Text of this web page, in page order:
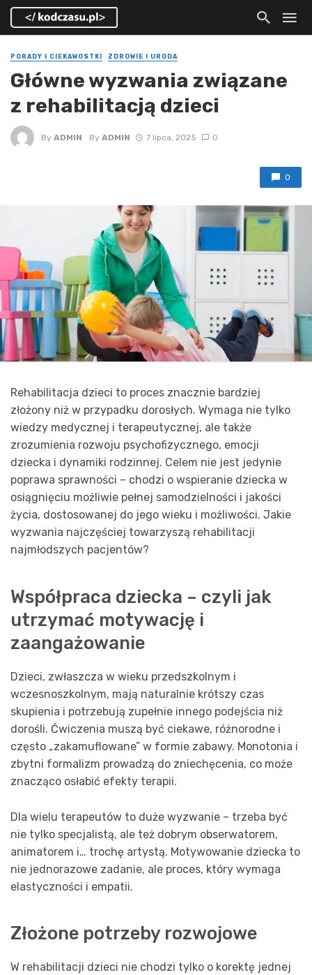
PORADY I CIEKAWOSTKI ZDROWIE I URODA
Główne wyzwania związane
z rehabilitacją dzieci
By ADMIN ByADMIN 7 lipca, 2025 0
0
Rehabilitacja dzieci to proces znacznie bardziej
złożony niż w przypadku dorosłych. Wymaga nie tylko
wiedzy medycznej i terapeutycznej, ale także
zrozumienia rozwoju psychofizycznego, emocji
dziecka i dynamiki rodzinnej. Celem nie jest jedynie
poprawa sprawności – chodzi o wspieranie dziecka w
osiągnięciu możliwie pełnej samodzielności i jakości
życia, dostosowanej do jego wieku i możliwości. Jakie
wyzwania najczęściej towarzyszą rehabilitacji
najmłodszych pacjentów?
Współpraca dziecka – czyli jak
utrzymać motywację i
zaangażowanie
Dzieci, zwłaszcza w wieku przedszkolnym i
wczesnoszkolnym, mają naturalnie krótszy czas
skupienia i potrzebują zupełnie innego podejścia niż
dorośli. Ćwiczenia muszą być ciekawe, różnorodne i
często „zakamuflowane” w formie zabawy. Monotonia i
zbytni formalizm prowadzą do zniechęcenia, co może
znacząco osłabić efekty terapii.
Dla wielu terapeutów to duże wyzwanie – trzeba być
nie tylko specjalistą, ale też dobrym obserwatorem,
animatorem i… trochę artystą. Motywowanie dziecka to
nie jednorazowe zadanie, ale proces, który wymaga
elastyczności i empatii.
Złożone potrzeby rozwojowe
W rehabilitacji dzieci nie chodzi tylko o korektę jednej